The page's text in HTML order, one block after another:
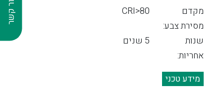
צור קשר
מקדם
מסירת צבע:
CRI>80
שנות
אחריות:
5 שנים
מידע טכני